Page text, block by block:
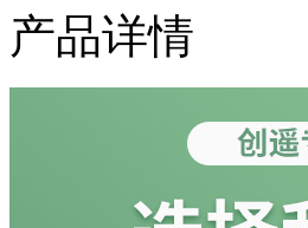
产品详情